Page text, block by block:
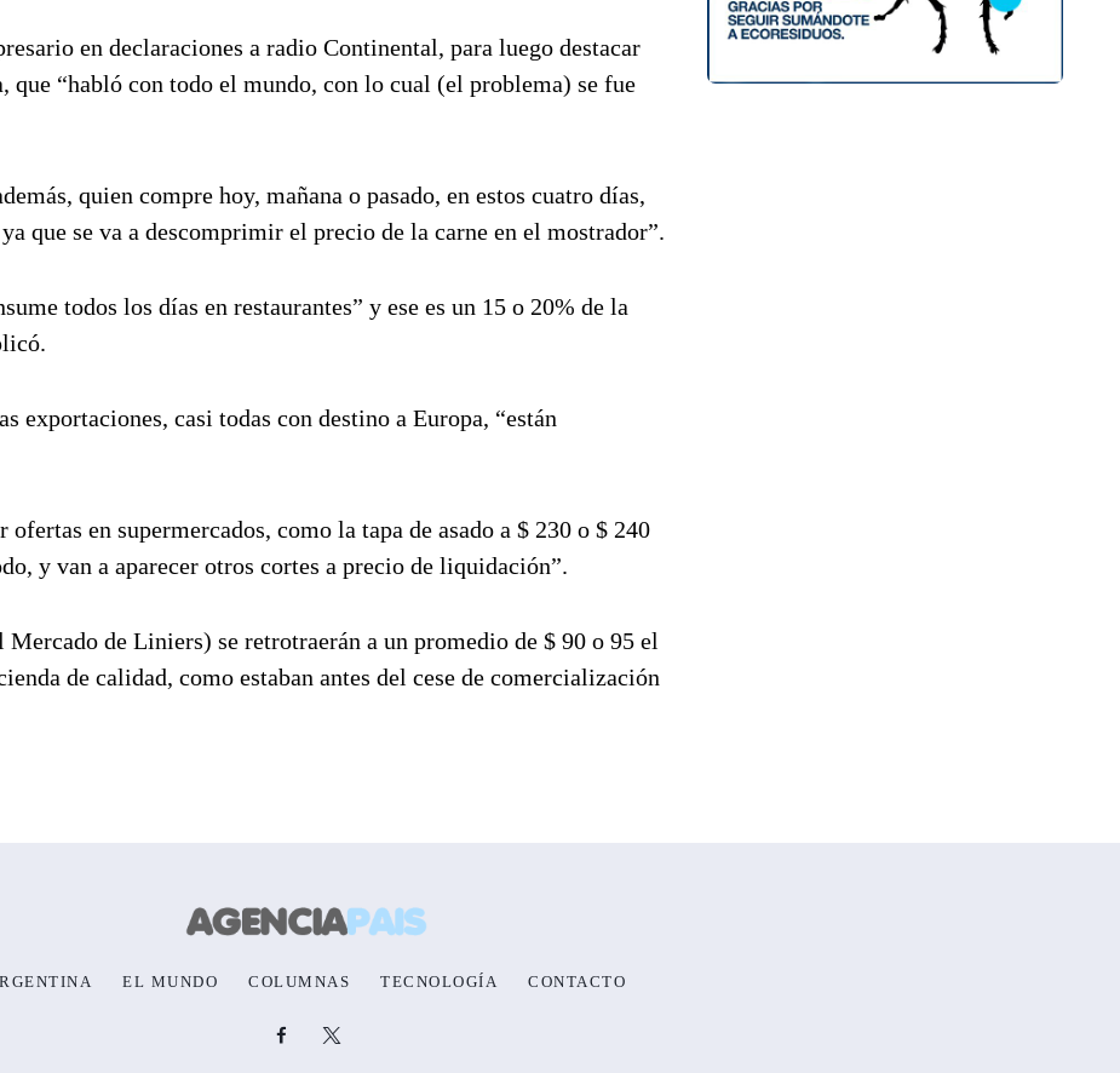
en declaraciones a radio Continental, para luego destacar
que “habló con todo el mundo, con lo cual (el problema) se fue
quien compre hoy, mañana o pasado, en estos cuatro días,
que se va a descomprimir el precio de la carne en el mostrador”.
todos los días en restaurantes” y ese es un 15 o 20% de la
casi todas con destino a Europa, “están
en supermercados, como la tapa de asado a $ 230 o $ 240
y van a aparecer otros cortes a precio de liquidación”.
de Liniers) se retrotraerán a un promedio de $ 90 o 95 el
de calidad, como estaban antes del cese de comercialización
EL MUNDO COLUMNAS TECNOLOGÍA CONTACTO